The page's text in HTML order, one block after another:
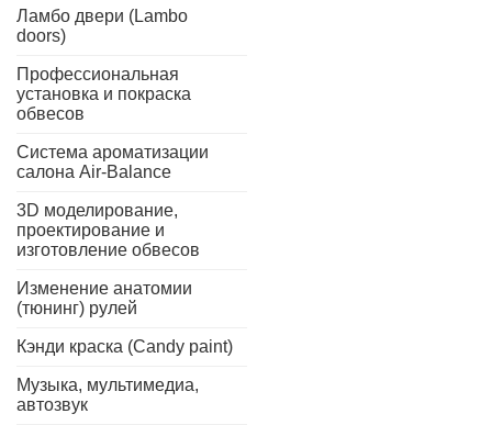
Ламбо двери (Lambo
doors)
Профессиональная
установка и покраска
обвесов
Система ароматизации
салона Air-Balance
3D моделирование,
проектирование и
изготовление обвесов
Изменение анатомии
(тюнинг) рулей
Кэнди краска (Candy paint)
Музыка, мультимедиа,
автозвук